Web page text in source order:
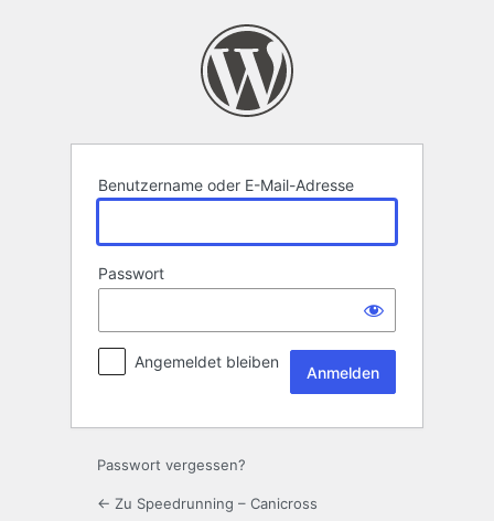
Benutzername oder E-Mail-Adresse
Passwort
Angemeldet bleiben
Passwort vergessen?
← Zu Speedrunning – Canicross